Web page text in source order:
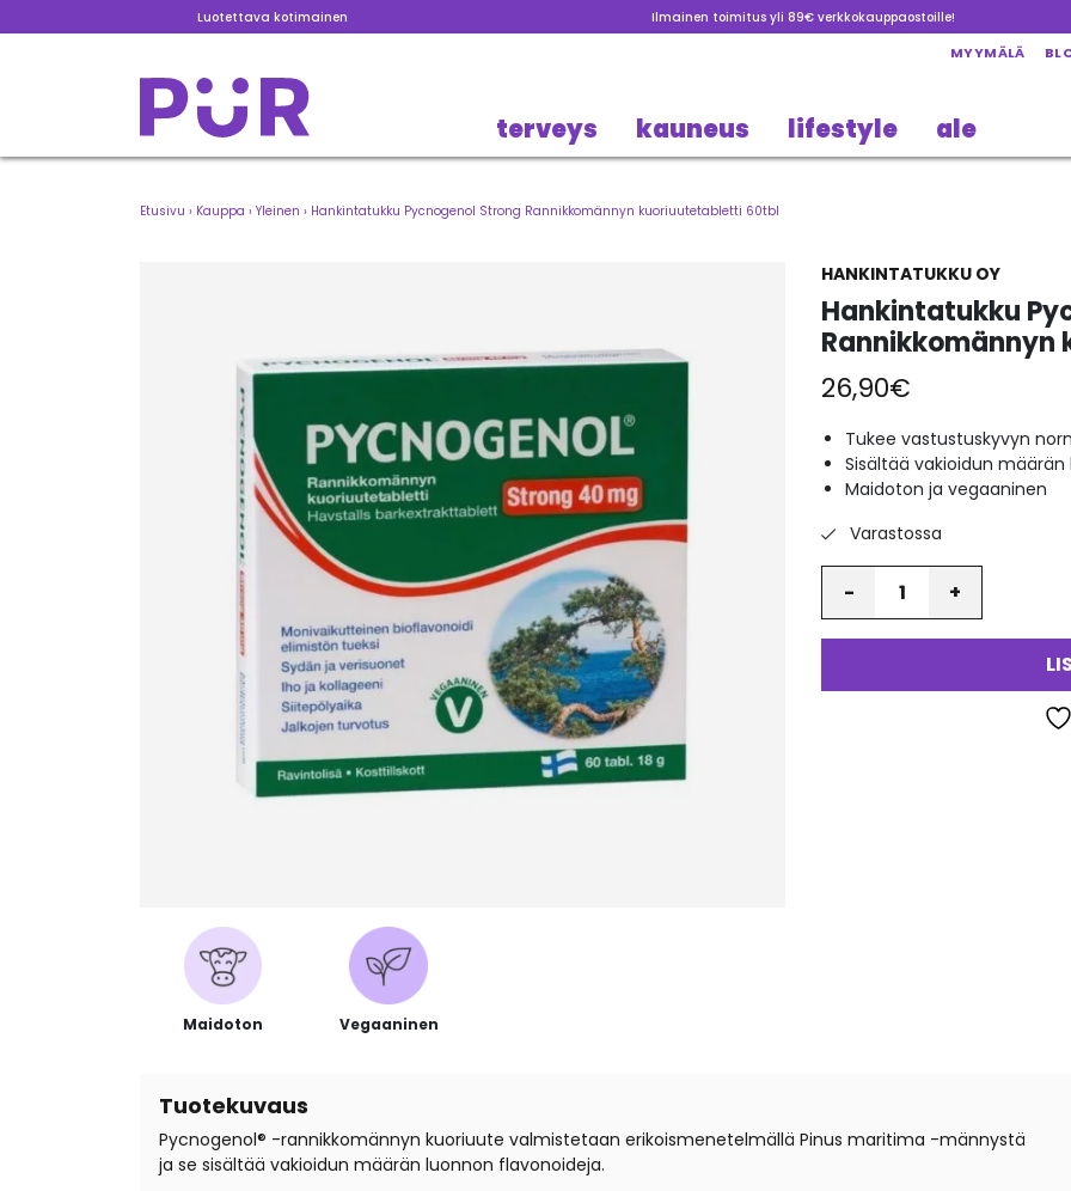
Luotettava kotimainen Ilmainen toimitus yli 89€ verkkokauppaostoille!
MYYMÄLÄ
terveys kauneus lifestyle ale
Etusivu › Kauppa › Yleinen › Hankintatukku Pycnogenol Strong Rannikkomännyn kuoriuutetabletti 60tbl
HANKINTATUKKU OY
Hankintatukku
26,90€
Tukee vastustuskyvyn
Sisältää vakioidun
Maidoton ja vegaaninen
Varastossa
Maidoton Vegaaninen
Tuotekuvaus
Pycnogenol® -rannikkomännyn kuoriuute valmistetaan erikoismenetelmällä Pinus maritima -männystä
ja se sisältää vakioidun määrän luonnon flavonoideja.